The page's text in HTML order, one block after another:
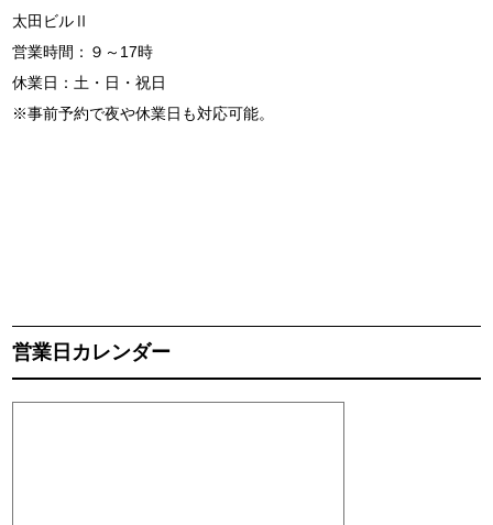
太田ビルⅡ
営業時間：９～17時
休業日：土・日・祝日
※事前予約で夜や休業日も対応可能。
営業日カレンダー